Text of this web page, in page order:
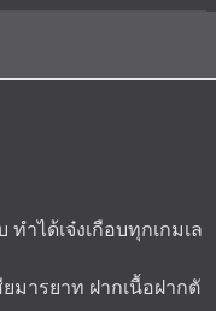
ำได้เจ๋งเกือบทุกเกมเล
มารยาท ฝากเนื้อฝากตั